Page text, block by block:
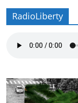
RadioLiberty